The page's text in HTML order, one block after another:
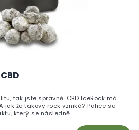
tak jste správně. CBD IceRock má
jak že takový rock vzniká? Palice se
který se následně...